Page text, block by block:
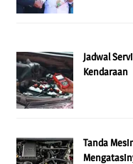
Jadwal
Kendaraan
Tanda